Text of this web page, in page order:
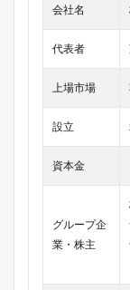
会社名
代表者
上場市場
設立
資本金
グループ企
業・株主